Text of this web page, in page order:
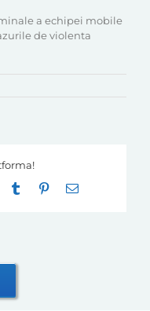
a echipei mobile
de violenta
WhatsApp
Tumblr Pinterest
E-